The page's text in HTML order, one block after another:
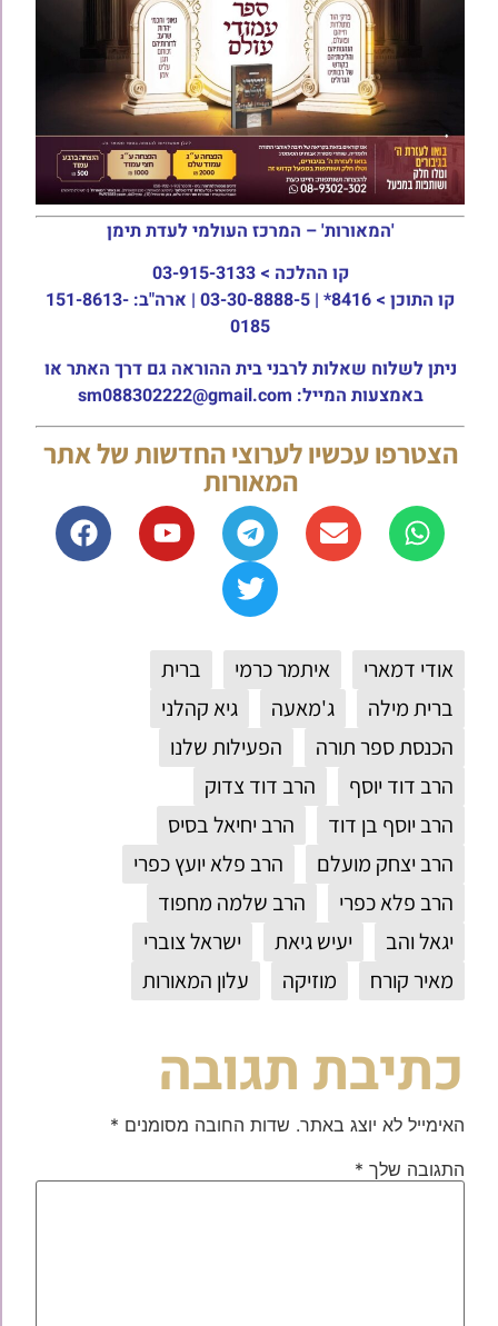
'המאורות' – המרכז העולמי לעדת תימן
קו ההלכה > 03-915-3133
קו התוכן >
8416* | 03-30-8888-5 | ארה"ב: 151-8613-
0185
ניתן לשלוח שאלות לרבני בית ההוראה גם דרך האתר או
באמצעות המייל: sm088302222@gmail.com
הצטרפו עכשיו לערוצי החדשות של אתר
המאורות
אודי דמארי איתמר כרמי
ברית
ברית מילה
ג'מאעה
גיא קהלני
הכנסת ספר תורה
הפעילות שלנו
הרב דוד יוסף
הרב דוד צדוק
הרב יוסף בן דוד
הרב יחיאל בסיס
הרב יצחק מועלם
הרב פלא יועץ כפרי
הרב פלא כפרי
הרב שלמה מחפוד
יגאל והב
יעיש גיאת
ישראל צוברי
מאיר קורח
מוזיקה עלון המאורות
כתיבת תגובה
האימייל לא יוצג באתר. שדות החובה מסומנים *
התגובה שלך *